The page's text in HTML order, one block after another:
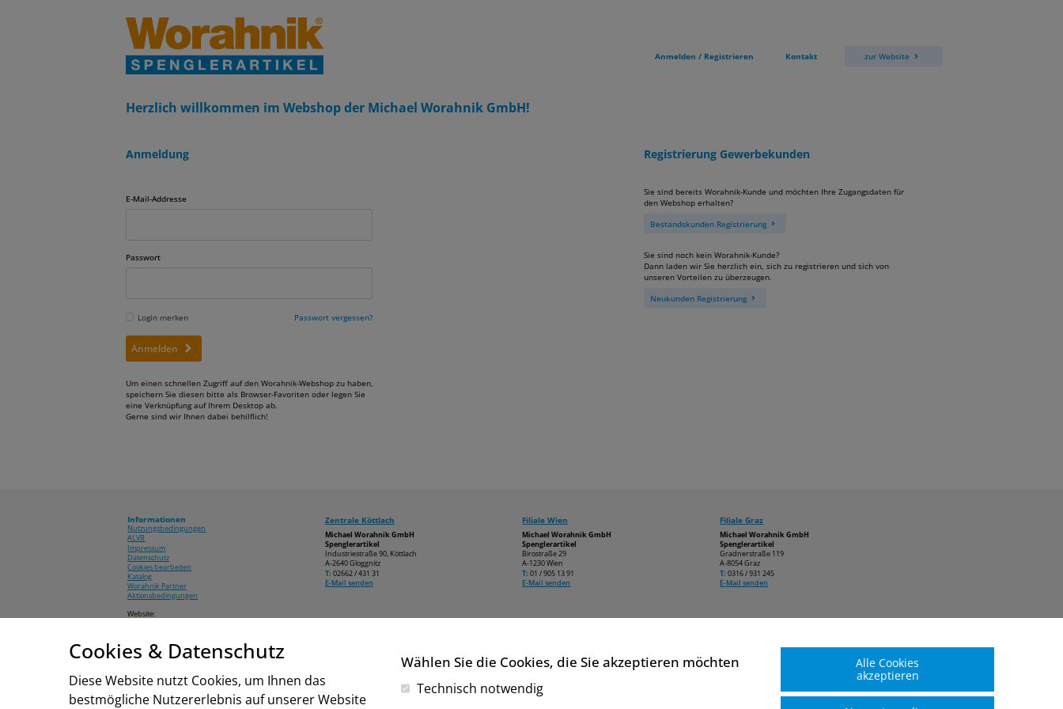
Anmelden / Registrieren Kontakt zur Website
Herzlich willkommen im Webshop der Michael Worahnik GmbH!
Anmeldung
E-Mail-Addresse
Passwort
Login merken Passwort vergessen?
Anmelden
Um einen schnellen Zugriff auf den Worahnik-Webshop zu haben,
speichern Sie diesen bitte als Browser-Favoriten oder legen Sie
eine Verknüpfung auf Ihrem Desktop ab.
Gerne sind wir Ihnen dabei behilflich!
Registrierung Gewerbekunden
Sie sind bereits Worahnik-Kunde und möchten Ihre Zugangsdaten für
den Webshop erhalten?
Bestandskunden Registrierung
Sie sind noch kein Worahnik-Kunde?
Dann laden wir Sie herzlich ein, sich zu registrieren und sich von
unseren Vorteilen zu überzeugen.
Neukunden Registrierung
Informationen
Nutzungsbedingungen
ALVB
Impressum
Datenschutz
Cookies bearbeiten
Katalog
Worahnik Partner
Aktionsbedingungen
Website:
Zentrale Köttlach
Michael Worahnik GmbH
Spenglerartikel
Industriestraße 90, Köttlach
A-2640 Gloggnitz
T: 02662 / 431 31
E-Mail senden
Filiale Wien
Michael Worahnik GmbH
Spenglerartikel
Birostraße 29
A-1230 Wien
T: 01 / 905 13 91
E-Mail senden
Filiale Graz
Michael Worahnik GmbH
Spenglerartikel
Gradnerstraße 119
A-8054 Graz
T: 0316 / 931 245
E-Mail senden
Cookies & Datenschutz
Diese Website nutzt Cookies, um Ihnen das
bestmögliche Nutzererlebnis auf unserer Website
Wählen Sie die Cookies, die Sie akzeptieren möchten
Technisch notwendig
Alle Cookies
akzeptieren